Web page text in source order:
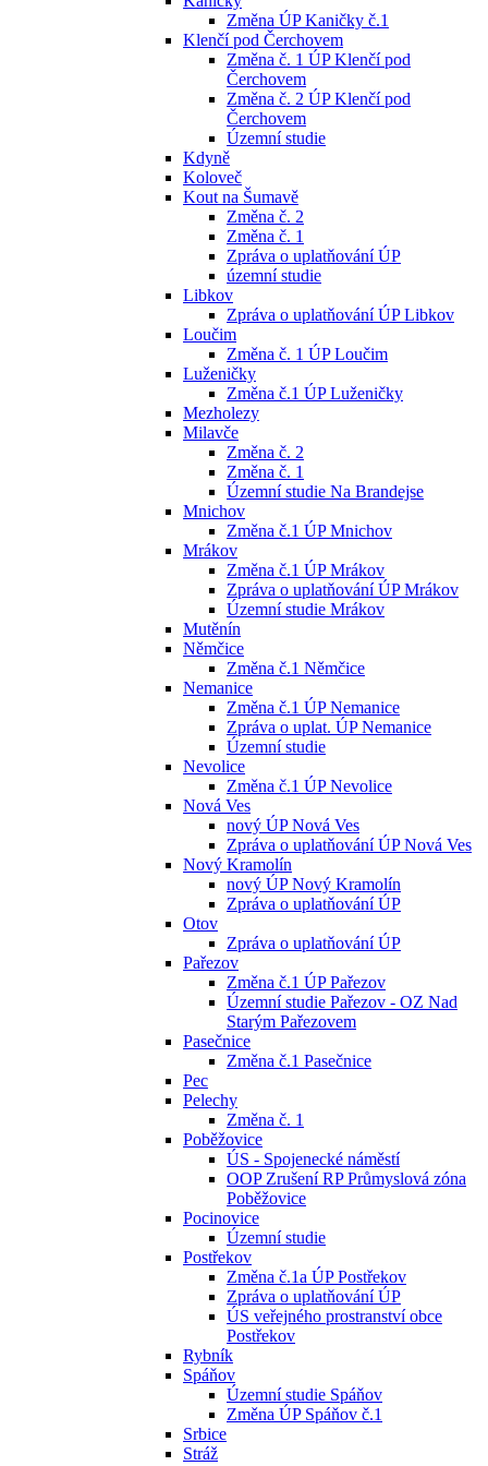
Změna ÚP Kaničky č.1
Klenčí pod Čerchovem
Změna č. 1 ÚP Klenčí pod
Čerchovem
Změna č. 2 ÚP Klenčí pod
Čerchovem
Územní studie
Kdyně
Koloveč
Kout na Šumavě
Změna č. 2
Změna č. 1
Zpráva o uplatňování ÚP
územní studie
Libkov
Zpráva o uplatňování ÚP Libkov
Loučim
Změna č. 1 ÚP Loučim
Luženičky
Změna č.1 ÚP Luženičky
Mezholezy
Milavče
Změna č. 2
Změna č. 1
Územní studie Na Brandejse
Mnichov
Změna č.1 ÚP Mnichov
Mrákov
Změna č.1 ÚP Mrákov
Zpráva o uplatňování ÚP Mrákov
Územní studie Mrákov
Mutěnín
Němčice
Změna č.1 Němčice
Nemanice
Změna č.1 ÚP Nemanice
Zpráva o uplat. ÚP Nemanice
Územní studie
Nevolice
Změna č.1 ÚP Nevolice
Nová Ves
nový ÚP Nová Ves
Zpráva o uplatňování ÚP Nová Ves
Nový Kramolín
nový ÚP Nový Kramolín
Zpráva o uplatňování ÚP
Otov
Zpráva o uplatňování ÚP
Pařezov
Změna č.1 ÚP Pařezov
Územní studie Pařezov - OZ Nad
Starým Pařezovem
Pasečnice
Změna č.1 Pasečnice
Pec
Pelechy
Změna č. 1
Poběžovice
ÚS - Spojenecké náměstí
OOP Zrušení RP Průmyslová zóna
Poběžovice
Pocinovice
Územní studie
Postřekov
Změna č.1a ÚP Postřekov
Zpráva o uplatňování ÚP
ÚS veřejného prostranství obce
Postřekov
Rybník
Spáňov
Územní studie Spáňov
Změna ÚP Spáňov č.1
Srbice
Stráž